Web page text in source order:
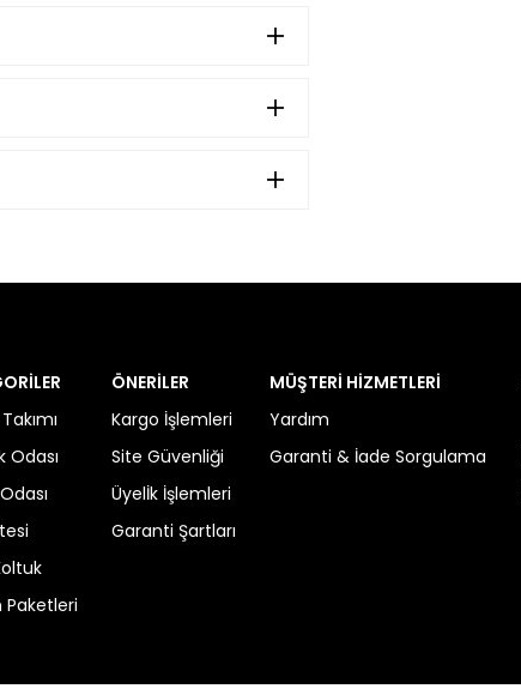
Odası
Paketleri
ÖNERİLER
Kargo İşlemleri
Site Güvenliği
Üyelİk İşlemleri
Garanti Şartları
MÜŞTERİ HİZMETLERİ
Yardım
Garanti & İade Sorgulama